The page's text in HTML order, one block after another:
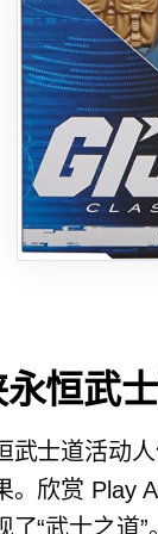
恒武
武士道活动
。欣赏 Play
“武士之道”。